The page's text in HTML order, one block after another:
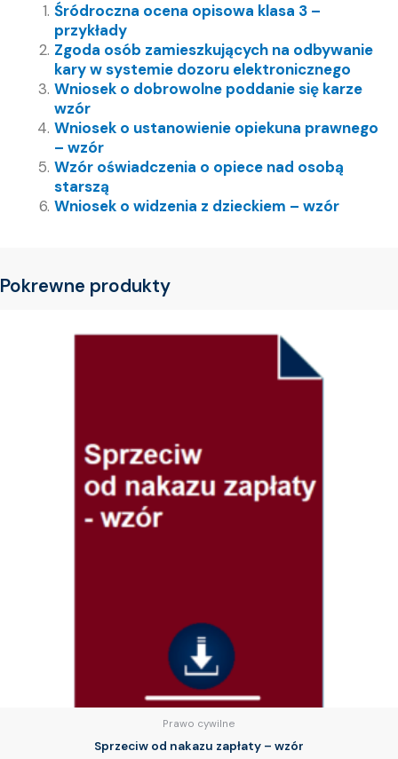
Śródroczna ocena opisowa klasa 3 –
przykłady
Zgoda osób zamieszkujących na odbywanie
kary w systemie dozoru elektronicznego
Wniosek o dobrowolne poddanie się karze
wzór
Wniosek o ustanowienie opiekuna prawnego
– wzór
Wzór oświadczenia o opiece nad osobą
starszą
Wniosek o widzenia z dzieckiem – wzór
Pokrewne produkty
Prawo cywilne
Sprzeciw od nakazu zapłaty – wzór